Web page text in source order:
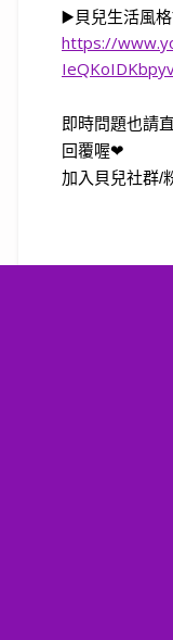
▶️貝兒生活風格
https://
即時問題也請
回覆喔❤
加入貝兒社群/